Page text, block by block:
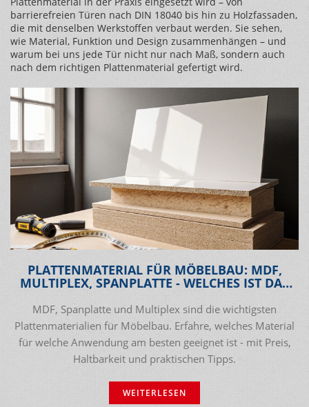
barrierefreien Türen nach DIN 18040 bis hin zu Holzfassaden,
die mit denselben Werkstoffen verbaut werden. Sie sehen,
wie Material, Funktion und Design zusammenhängen – und
warum bei uns jede Tür nicht nur nach Maß, sondern auch
nach dem richtigen Plattenmaterial gefertigt wird.
PLATTENMATERIAL FÜR MÖBELBAU: MDF,
MULTIPLEX, SPANPLATTE - WELCHES IST DAS
MDF, Spanplatte und Multiplex sind die wichtigsten
Plattenmaterialien für Möbelbau. Erfahre, welches Material
für welche Anwendung am besten geeignet ist - mit Preis,
Haltbarkeit und praktischen Tipps.
WEITERLESEN